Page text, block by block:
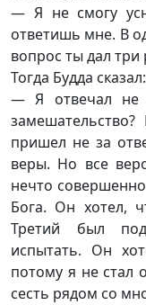
— Я не смогу
ответишь мне. В
вопрос ты дал три
Тогда Будда сказал:
— Я отвечал не
пришел не за
веры. Но все
нечто
Бога. Он хотел,
Третий был
испытать. Он
потому я не стал
сесть рядом со